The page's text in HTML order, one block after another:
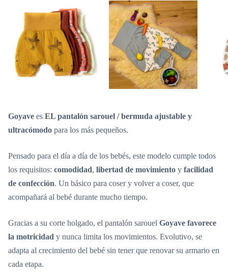
Goyave es EL pantalón sarouel / bermuda ajustable y
ultracómodo para los más pequeños.
Pensado para el día a día de los bebés, este modelo cumple todos
los requisitos: comodidad, libertad de movimiento y facilidad
de confección. Un básico para coser y volver a coser, que
acompañará al bebé durante mucho tiempo.
Gracias a su corte holgado, el pantalón sarouel Goyave favorece
la motricidad y nunca limita los movimientos. Evolutivo, se
adapta al crecimiento del bebé sin tener que renovar su armario en
cada etapa.